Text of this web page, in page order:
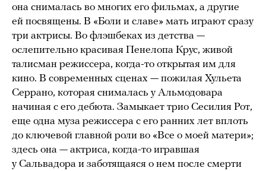
она снималась во многих его фильмах, а другие
ей посвящены. В «Боли и славе» мать играют сразу
три актрисы. Во флэшбеках из детства —
ослепительно красивая Пенелопа Крус, живой
талисман режиссера, когда-то открытая им для
кино. В современных сценах — пожилая Хульета
Серрано, которая снималась у Альмодовара
начиная с его дебюта. Замыкает трио Сесилия Рот,
еще одна муза режиссера с его ранних лет вплоть
до ключевой главной роли во «Все о моей матери»;
здесь она — актриса, когда-то игравшая
у Сальвадора и заботящаяся о нем после смерти